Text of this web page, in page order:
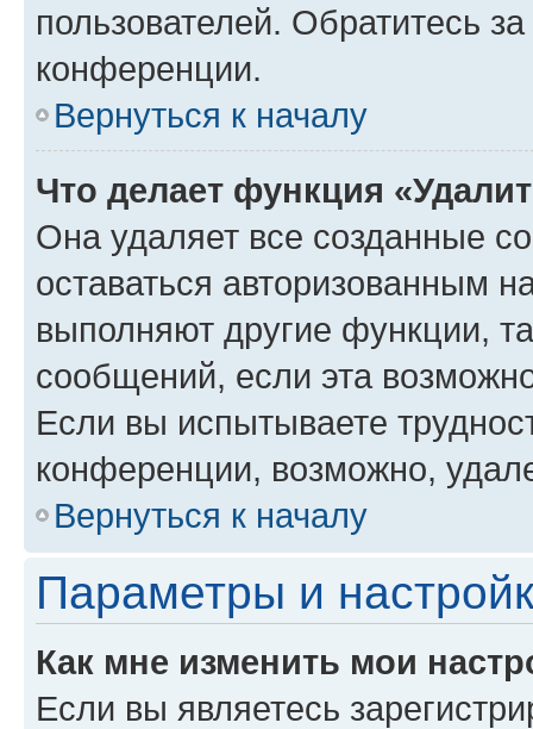
пользователей. Обратитесь
конференции.
Вернуться к началу
Что делает функция
Она удаляет все созданные
оставаться авторизованным
выполняют другие функции,
сообщений, если эта
Если вы испытываете
конференции, возможно,
Вернуться к началу
Параметры и
Как мне изменить мои
Если вы являетесь